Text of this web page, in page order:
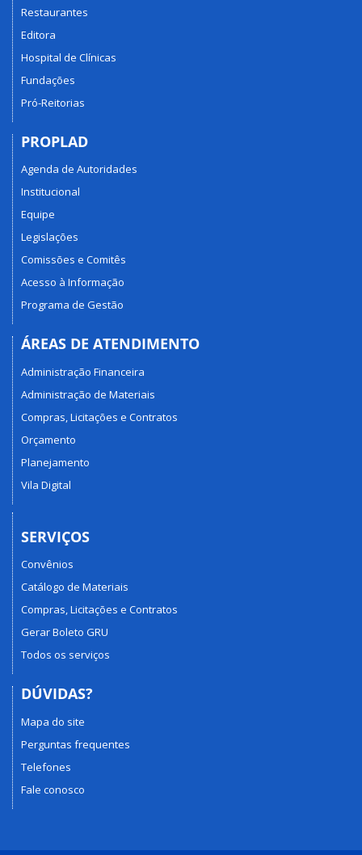
Restaurantes
Editora
Hospital de Clínicas
Fundações
Pró-Reitorias
PROPLAD
Agenda de Autoridades
Institucional
Equipe
Legislações
Comissões e Comitês
Acesso à Informação
Programa de Gestão
ÁREAS DE ATENDIMENTO
Administração Financeira
Administração de Materiais
Compras, Licitações e Contratos
Orçamento
Planejamento
Vila Digital
SERVIÇOS
Convênios
Catálogo de Materiais
Compras, Licitações e Contratos
Gerar Boleto GRU
Todos os serviços
DÚVIDAS?
Mapa do site
Perguntas frequentes
Telefones
Fale conosco